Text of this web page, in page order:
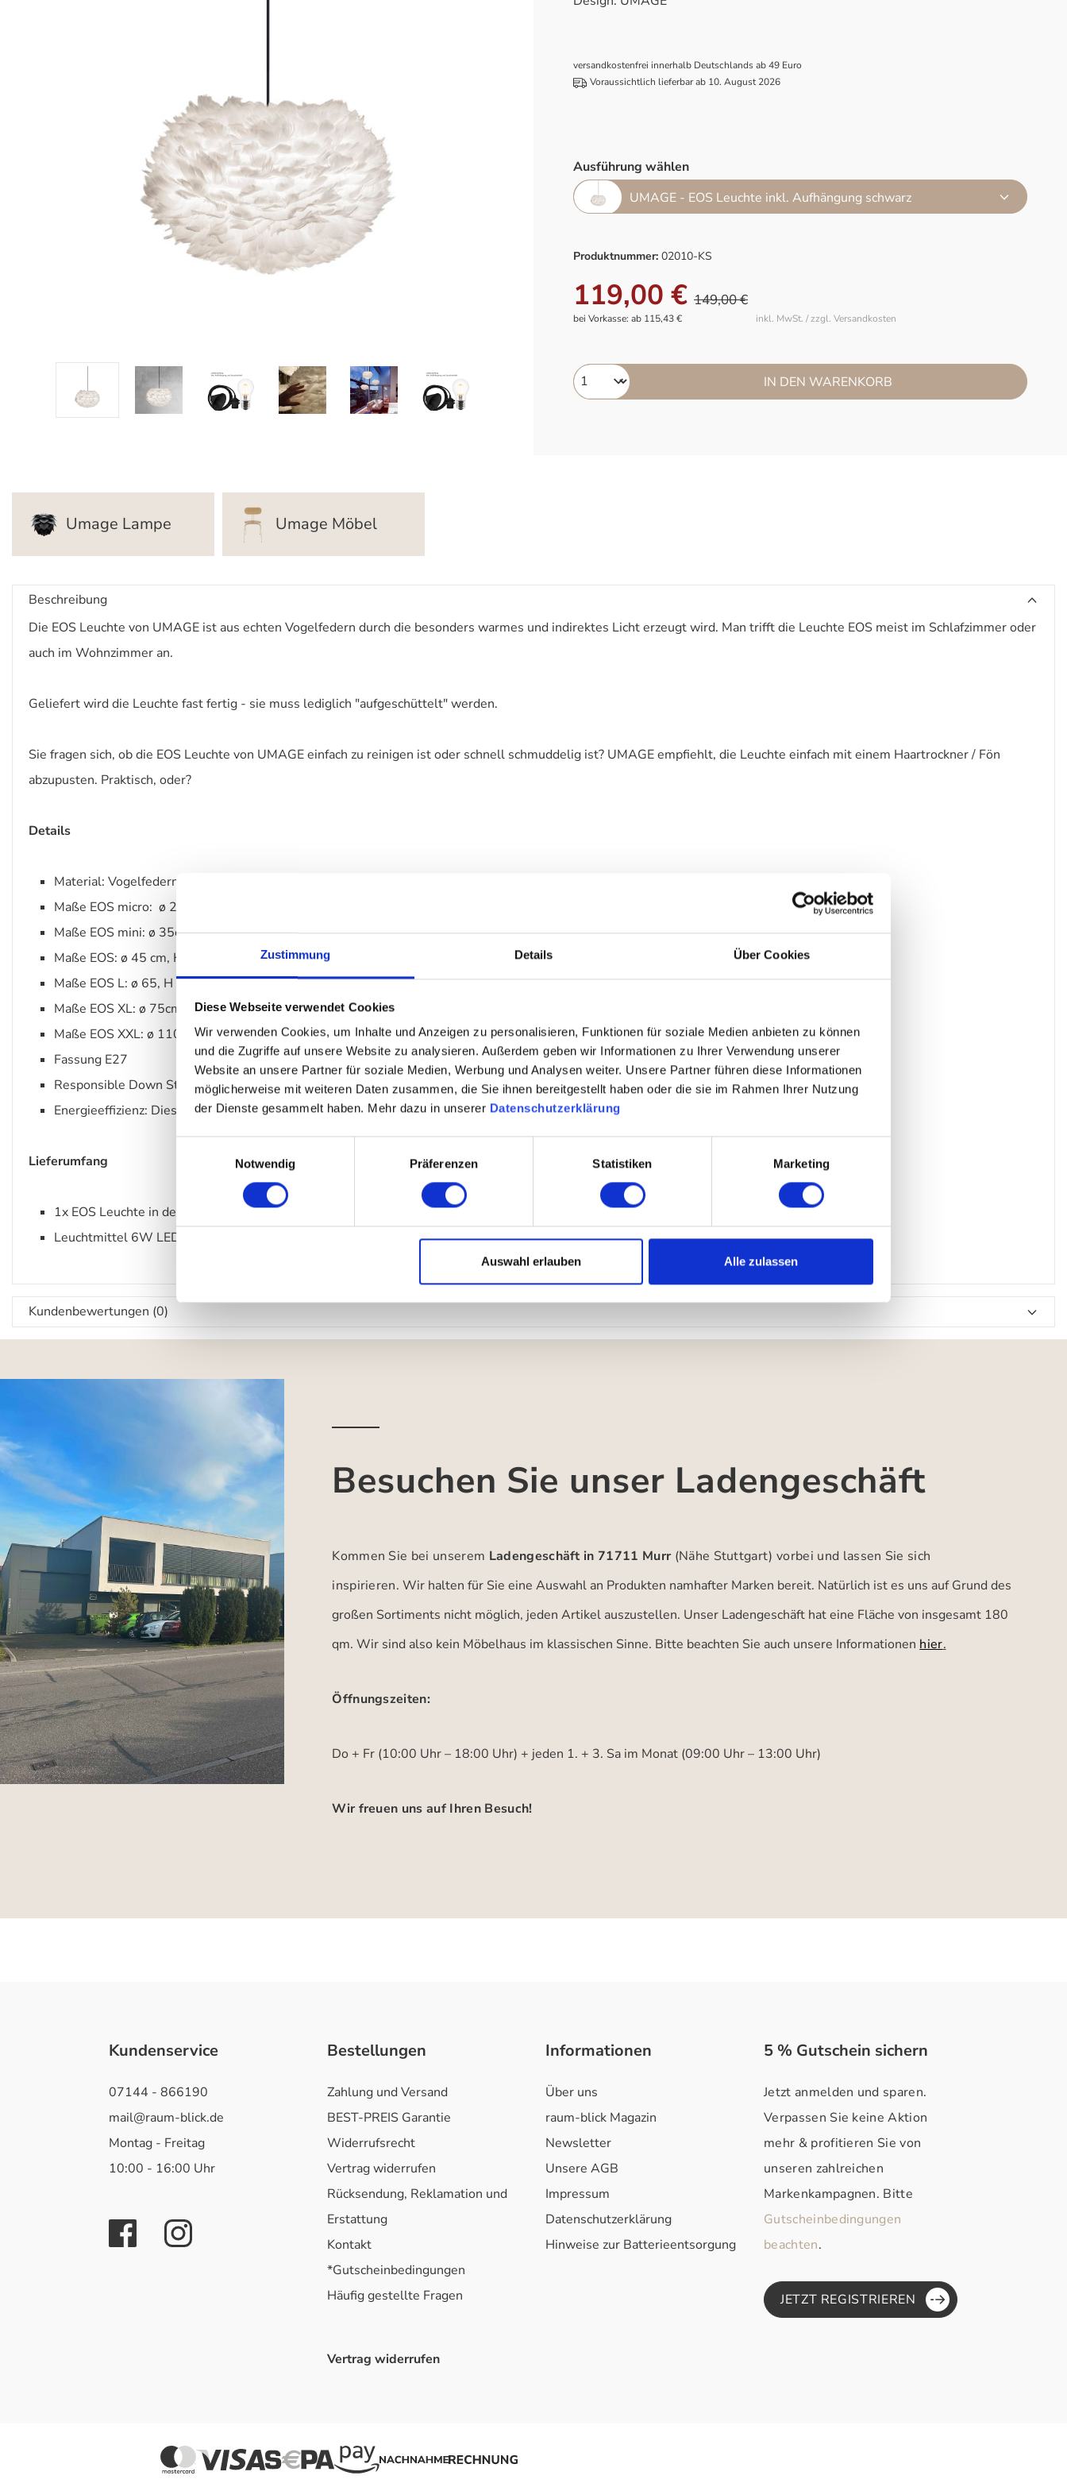
Zustimmung Details Über Cookies
Diese Webseite verwendet Cookies
Wir verwenden Cookies, um Inhalte und Anzeigen zu personalisieren, Funktionen für soziale Medien anbieten zu können
und die Zugriffe auf unsere Website zu analysieren. Außerdem geben wir Informationen zu Ihrer Verwendung unserer
Website an unsere Partner für soziale Medien, Werbung und Analysen weiter. Unsere Partner führen diese Informationen
möglicherweise mit weiteren Daten zusammen, die Sie ihnen bereitgestellt haben oder die sie im Rahmen Ihrer Nutzung
der Dienste gesammelt haben. Mehr dazu in unserer Datenschutzerklärung
Notwendig
Präferenzen Statistiken Marketing
Auswahl erlauben Alle zulassen
versandkostenfrei innerhalb Deutschlands ab 49 Euro
Voraussichtlich lieferbar ab 10. August 2026
Ausführung wählen
UMAGE - EOS Leuchte inkl. Aufhängung schwarz
Produktnummer: 02010-KS
119,00 € 149,00 €
inkl. MwSt. / zzgl. Versandkosten
bei Vorkasse: ab 115,43 €
IN DEN WARENKORB
Umage Lampe Umage Möbel
Beschreibung
Die EOS Leuchte von UMAGE ist aus echten Vogelfedern durch die besonders warmes und indirektes Licht erzeugt wird. Man trifft die Leuchte EOS meist im Schlafzimmer oder
auch im Wohnzimmer an.
Geliefert wird die Leuchte fast fertig - sie muss lediglich "aufgeschüttelt" werden.
Sie fragen sich, ob die EOS Leuchte von UMAGE einfach zu reinigen ist oder schnell schmuddelig ist? UMAGE empfiehlt, die Leuchte einfach mit einem Haartrockner / Fön
abzupusten. Praktisch, oder?
Details
Material: Vogelfedern
Maße EOS micro: ø 22 cm H 16 cm
Maße EOS mini: ø 35cm, H 20 cm
Maße EOS: ø 45 cm, H 30 cm
Maße EOS L: ø 65, H 40 cm
Maße EOS XL: ø 75cm, H 45 cm
Maße EOS XXL: ø 110 cm, H 70 cm
Fassung E27
Responsible Down Standard zertifiziert
Energieeffizienz: Diese Leuchte ist geeignet für Leuchtmittel der Energieklassen A bis G
Lieferumfang
1x EOS Leuchte in der gewählten Größe inkl. Kabelset weiß oder schwarz (E27 Fassung + Baldachin) und LED Leuchtmittel
Leuchtmittel 6W LED UMage Idea, 803 lm, Energieeffizienzklasse D
Kundenbewertungen (0)
Besuchen Sie unser Ladengeschäft
Kommen Sie bei unserem Ladengeschäft in 71711 Murr (Nähe Stuttgart) vorbei und lassen Sie sich
inspirieren.Wir halten für Sie eine Auswahl an Produkten namhafter Marken bereit. Natürlich ist es uns auf Grund des
großen Sortiments nicht möglich, jeden Artikel auszustellen. Unser Ladengeschäft hat eine Fläche von insgesamt 180
qm. Wir sind also kein Möbelhaus im klassischen Sinne. Bitte beachten Sie auch unsere Informationen hier.
Öffnungszeiten:
Do + Fr (10:00 Uhr – 18:00 Uhr) + jeden 1. + 3. Sa im Monat (09:00 Uhr – 13:00 Uhr)
Wir freuen uns auf Ihren Besuch!
Kundenservice
07144 - 866190
mail@raum-blick.de
Montag - Freitag
10:00 - 16:00 Uhr
Bestellungen
Zahlung und Versand
BEST-PREIS Garantie
Widerrufsrecht
Vertrag widerrufen
Rücksendung, Reklamation und
Erstattung
Kontakt
*Gutscheinbedingungen
Häufig gestellte Fragen
Vertrag widerrufen
Informationen
Über uns
raum-blick Magazin
Newsletter
Unsere AGB
Impressum
Datenschutzerklärung
Hinweise zur Batterieentsorgung
5 % Gutschein sichern
Jetzt anmelden und sparen.
Verpassen Sie keine Aktion
mehr & profitieren Sie von
unseren zahlreichen
Markenkampagnen. Bitte
Gutscheinbedingungen
beachten.
JETZT REGISTRIEREN